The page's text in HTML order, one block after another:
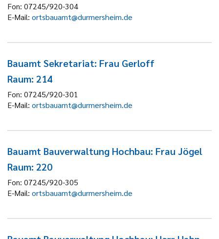
Fon: 07245/920-304
E-Mail: ortsbauamt@durmersheim.de
Bauamt Sekretariat: Frau Gerloff
Raum: 214
Fon: 07245/920-301
E-Mail: ortsbauamt@durmersheim.de
Bauamt Bauverwaltung Hochbau: Frau Jögel
Raum: 220
Fon: 07245/920-305
E-Mail: ortsbauamt@durmersheim.de